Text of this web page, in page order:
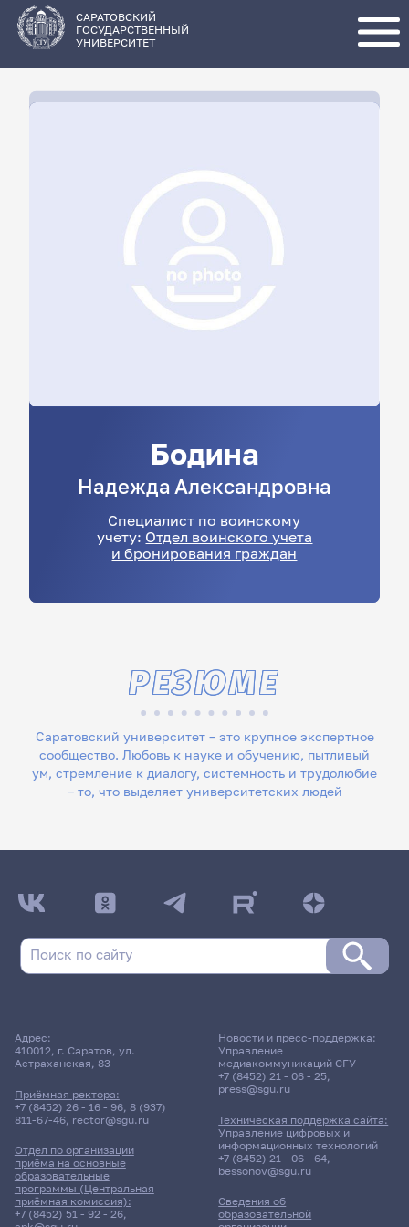
основному
содержанию
САРАТОВСКИЙ
ГОСУДАРСТВЕННЫЙ
УНИВЕРСИТЕТ
Бодина
Надежда Александровна
Специалист по воинскому
учету: Отдел воинского учета
и бронирования граждан
Саратовский университет – это крупное экспертное
сообщество. Любовь к науке и обучению, пытливый
ум, стремление к диалогу, системность и трудолюбие
– то, что выделяет университетских людей
РЕЗЮМЕ
Адрес:
410012, г. Саратов, ул.
Астраханская, 83
Приёмная ректора:
+7 (8452) 26 - 16 - 96, 8 (937)
811-67-46, rector@sgu.ru
Отдел по организации
приёма на основные
образовательные
программы (Центральная
приёмная комиссия):
+7 (8452) 51 - 92 - 26,
Сведения об
образовательной
Новости и пресс-поддержка:
Управление
медиакоммуникаций СГУ
+7 (8452) 21 - 06 - 25,
press@sgu.ru
Техническая поддержка сайта:
Управление цифровых и
информационных технологий
+7 (8452) 21 - 06 - 64,
bessonov@sgu.ru